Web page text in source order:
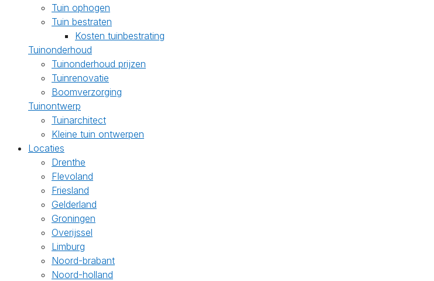
Tuin ophogen
Tuin bestraten
Kosten tuinbestrating
Tuinonderhoud
Tuinonderhoud prijzen
Tuinrenovatie
Boomverzorging
Tuinontwerp
Tuinarchitect
Kleine tuin ontwerpen
Locaties
Drenthe
Flevoland
Friesland
Gelderland
Groningen
Overijssel
Limburg
Noord-brabant
Noord-holland